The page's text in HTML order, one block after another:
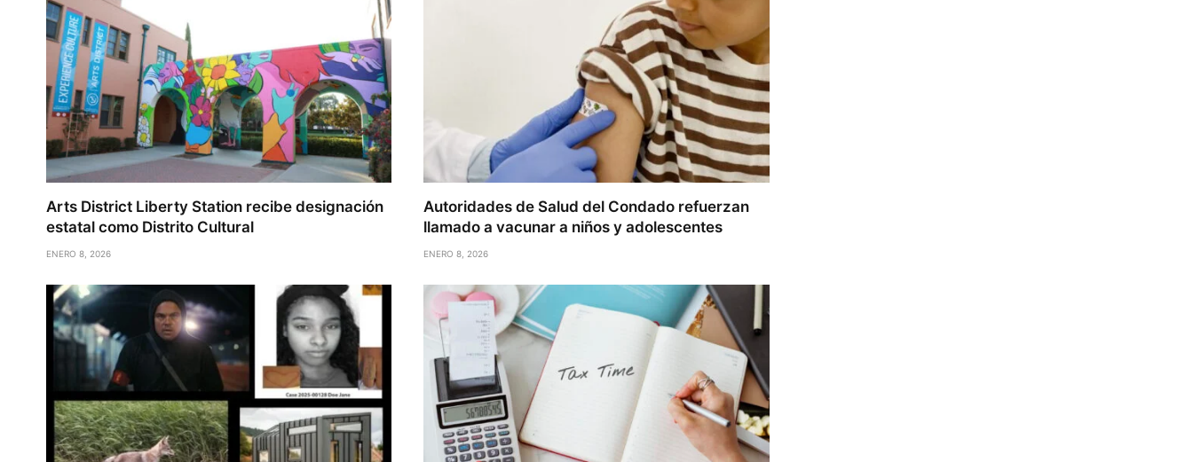
Arts District Liberty Station recibe designación
estatal como Distrito Cultural
ENERO 8, 2026
Autoridades de Salud del Condado refuerzan
llamado a vacunar a niños y adolescentes
ENERO 8, 2026